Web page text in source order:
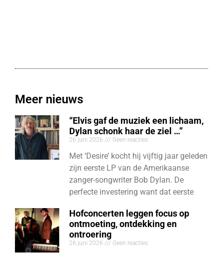
Meer nieuws
“Elvis gaf de muziek een lichaam,
Dylan schonk haar de ziel …”
26 juni 2026 Geen reacties
Met ‘Desire’ kocht hij vijftig jaar geleden
zijn eerste LP van de Amerikaanse
zanger-songwriter Bob Dylan. De
perfecte investering want dat eerste
Hofconcerten leggen focus op
ontmoeting, ontdekking en
ontroering
26 juni 2026 Geen reacties